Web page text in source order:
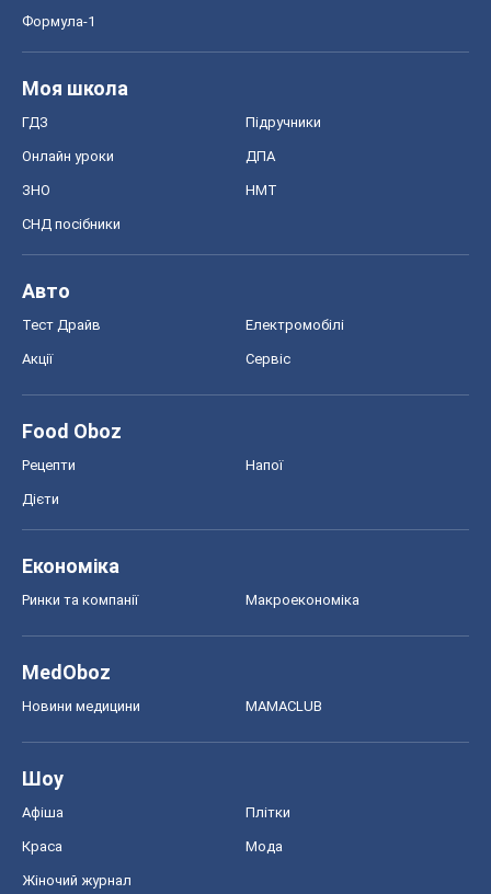
Формула-1
Моя школа
ГДЗ Підручники
Онлайн уроки ДПА
ЗНО НМТ
СНД посібники
Авто
Тест Драйв Електромобілі
Акції Сервіс
Food Oboz
Рецепти Напої
Дієти
Економіка
Ринки та компанії Макроекономіка
MedOboz
Новини медицини MAMACLUB
Шоу
Афіша Плітки
Краса Мода
Жіночий журнал